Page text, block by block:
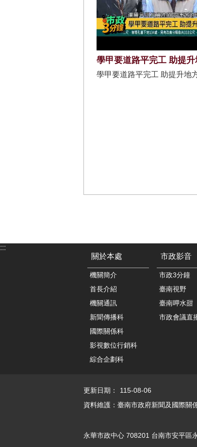
學甲要道路平完工 助提
學甲要道路平完工 助提升地
:::
關於本處
機關簡介
首長介紹
機關通訊
新聞傳播科
國際關係科
影視數位行銷科
綜合企劃科
市政影音
市政3分鐘
臺南視野
臺南呷水甜
市政會議直
更新日期：
115-08-06
資料維護：臺南市政府新聞及國際關
永華市政中心 708201 台南市安平區